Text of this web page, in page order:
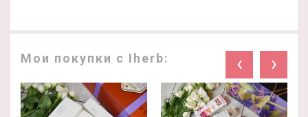
Мои покупки с Iherb: ‹ ›